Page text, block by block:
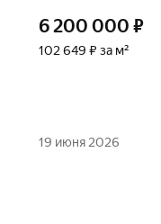
6 200 000 ₽
102 649 ₽ за м²
19 июня 2026